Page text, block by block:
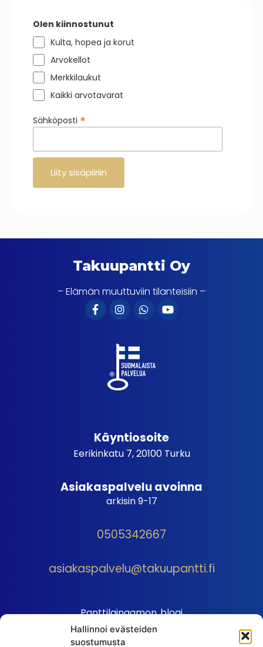
Hallinnoi evästeiden
suostumusta
Olen kiinnostunut
Kulta, hopea ja korut
Arvokellot
Merkkilaukut
Kaikki arvotavarat
Sähköposti *
Takuupantti Oy
– Elämän muuttuviin tilanteisiin –
Käyntiosoite
Eerikinkatu 7, 20100 Turku
Asiakaspalvelu avoinna
arkisin 9-17
0505342667
asiakaspalvelu@takuupantti.fi
Panttilainaamon blogi
Palveluhinnasto